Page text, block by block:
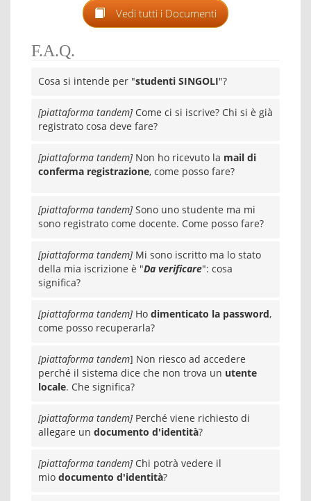
Vedi tutti i Documenti
F.A.Q.
Cosa si intende per "studenti SINGOLI"?
[piattaforma tandem] Come ci si iscrive? Chi si è già
registrato cosa deve fare?
[piattaforma tandem] Non ho ricevuto la mail di
conferma registrazione, come posso fare?
[piattaforma tandem] Sono uno studente ma mi
sono registrato come docente. Come posso fare?
[piattaforma tandem] Mi sono iscritto ma lo stato
della mia iscrizione è "Da verificare": cosa
significa?
[piattaforma tandem] Ho dimenticato la password,
come posso recuperarla?
[piattaforma tandem] Non riesco ad accedere
perché il sistema dice che non trova un utente
locale. Che significa?
[piattaforma tandem] Perché viene richiesto di
allegare un documento d'identità?
[piattaforma tandem] Chi potrà vedere il
mio documento d'identità?